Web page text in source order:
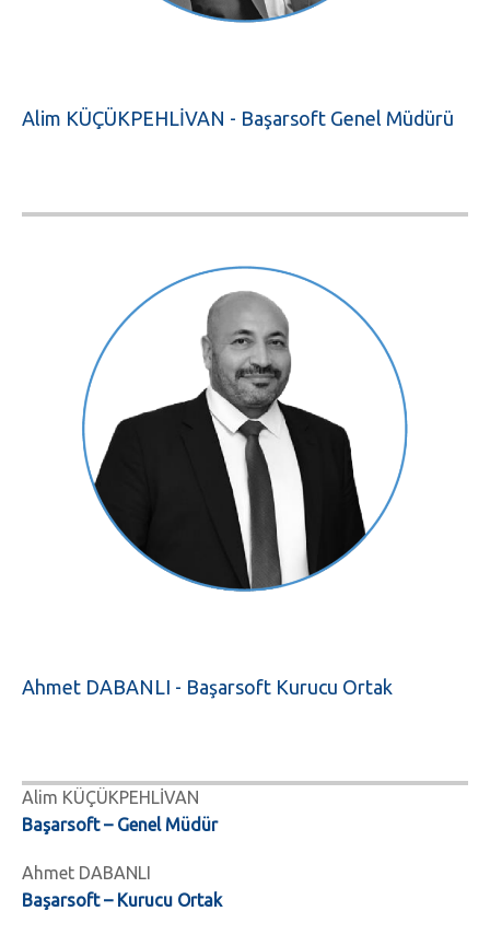
Alim KÜÇÜKPEHLİVAN - Başarsoft Genel Müdürü
Ahmet DABANLI - Başarsoft Kurucu Ortak
Alim KÜÇÜKPEHLİVAN
Başarsoft – Genel Müdür
Ahmet DABANLI
Başarsoft – Kurucu Ortak